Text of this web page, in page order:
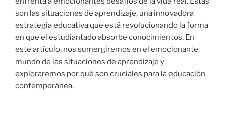
son las situaciones de aprendizaje, una innovadora
estrategia educativa que está revolucionando la forma
en que el estudiantado absorbe conocimientos. En
este artículo, nos sumergiremos en el emocionante
mundo de las situaciones de aprendizaje y
exploraremos por qué son cruciales para la educación
contemporánea.